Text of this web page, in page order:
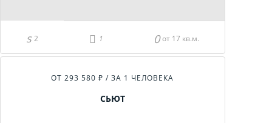
2 от 17 кв.м.
ОТ 293 580 ₽ / ЗА 1 ЧЕЛОВЕКА
СЬЮТ